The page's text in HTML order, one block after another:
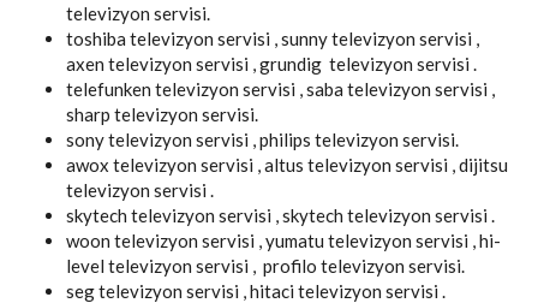
televizyon servisi.
toshiba televizyon servisi , sunny televizyon servisi ,
axen televizyon servisi , grundig televizyon servisi .
telefunken televizyon servisi , saba televizyon servisi ,
sharp televizyon servisi.
sony televizyon servisi , philips televizyon servisi.
awox televizyon servisi , altus televizyon servisi , dijitsu
televizyon servisi .
skytech televizyon servisi , skytech televizyon servisi .
woon televizyon servisi , yumatu televizyon servisi , hi-
level televizyon servisi , profilo televizyon servisi.
seg televizyon servisi , hitaci televizyon servisi .